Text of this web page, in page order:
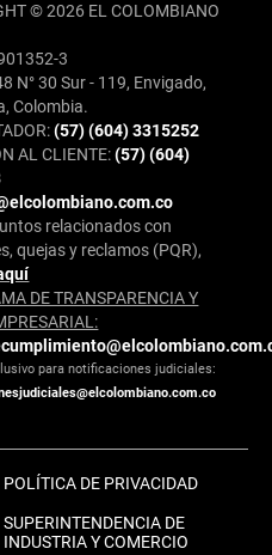
© 2026 EL COLOMBIANO
3
N° 30 Sur - 119, Envigado,
Colombia.
(57) (604) 3315252
AL CLIENTE:(57) (604)
relacionados con
quejas y reclamos (PQR),
DE TRANSPARENCIA Y
para notificaciones judiciales:
POLÍTICA DE PRIVACIDAD
SUPERINTENDENCIA DE
INDUSTRIA Y COMERCIO